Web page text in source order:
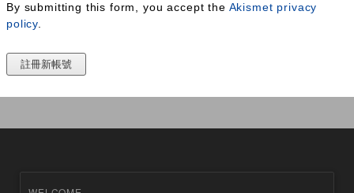
By submitting this form, you accept the Akismet privacy
policy